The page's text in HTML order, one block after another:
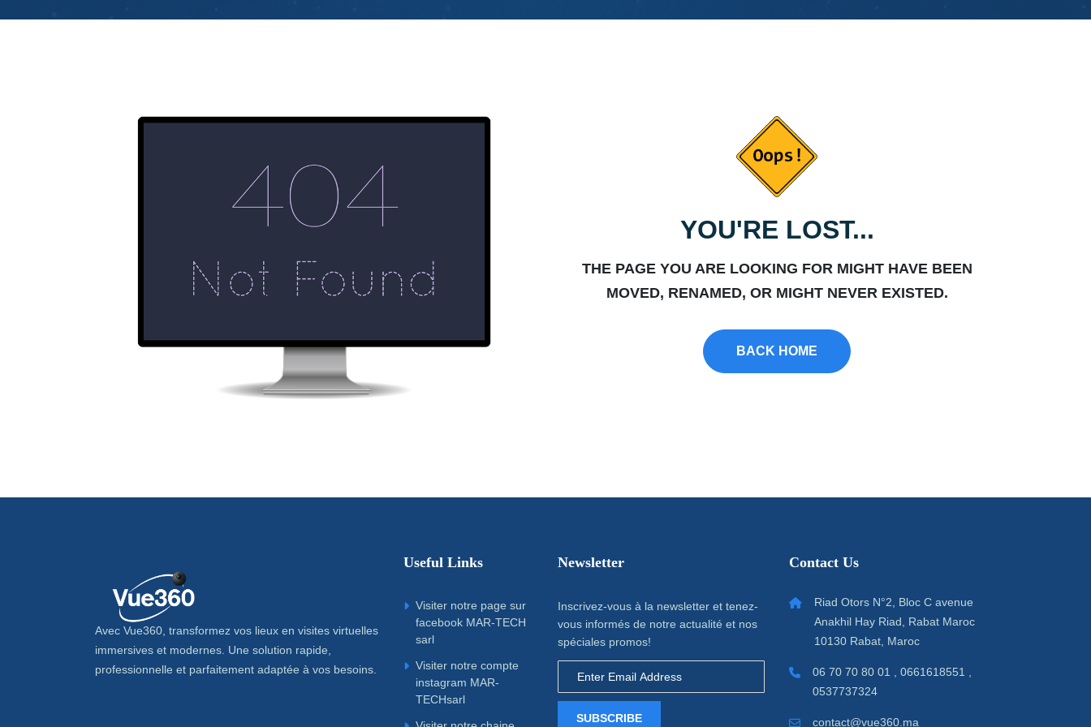
YOU'RE LOST...
THE PAGE YOU ARE LOOKING FOR MIGHT HAVE BEEN
MOVED, RENAMED, OR MIGHT NEVER EXISTED.
BACK HOME
Avec Vue360, transformez vos lieux en visites virtuelles
immersives et modernes. Une solution rapide,
professionnelle et parfaitement adaptée à vos besoins.
Useful Links
Visiter notre page sur
facebook MAR-TECH
sarl
Visiter notre compte
instagram MAR-
TECHsarl
Newsletter
Inscrivez-vous à la newsletter et tenez-
vous informés de notre actualité et nos
spéciales promos!
SUBSCRIBE
Contact Us
Riad Otors N°2, Bloc C avenue
Anakhil Hay Riad, Rabat Maroc
10130 Rabat, Maroc
06 70 70 80 01 , 0661618551 ,
0537737324
contact@vue360.ma